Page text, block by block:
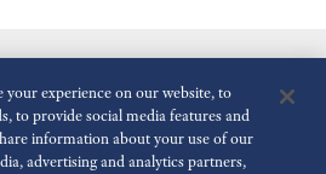
your experience on our website, to
to provide social media features and
information about your use of our
advertising and analytics partners,